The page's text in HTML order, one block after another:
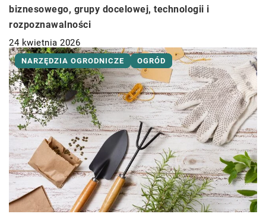
biznesowego, grupy docelowej, technologii i
rozpoznawalności
24 kwietnia 2026
NARZĘDZIA OGRODNICZE OGRÓD